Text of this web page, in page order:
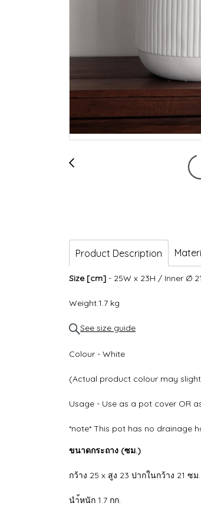
Product Description
Size [cm] - 25W x 23H / Inner Ø
Weight:1.7 kg
See size guide
Colour - White
(Actual product colour may
Usage - Use as a pot cover OR
*note* This pot has no drainage
ขนาดกระถาง (ซม.)
กว้าง 25 x สูง 23 ปากในกว้าง 21
นำ้หนัก 1.7 กก.